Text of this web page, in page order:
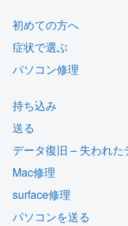
初めての方へ
症状で選ぶ
パソコン修理
持ち込み
送る
データ復旧 – 失われ
Mac修理
surface修理
パソコンを送る